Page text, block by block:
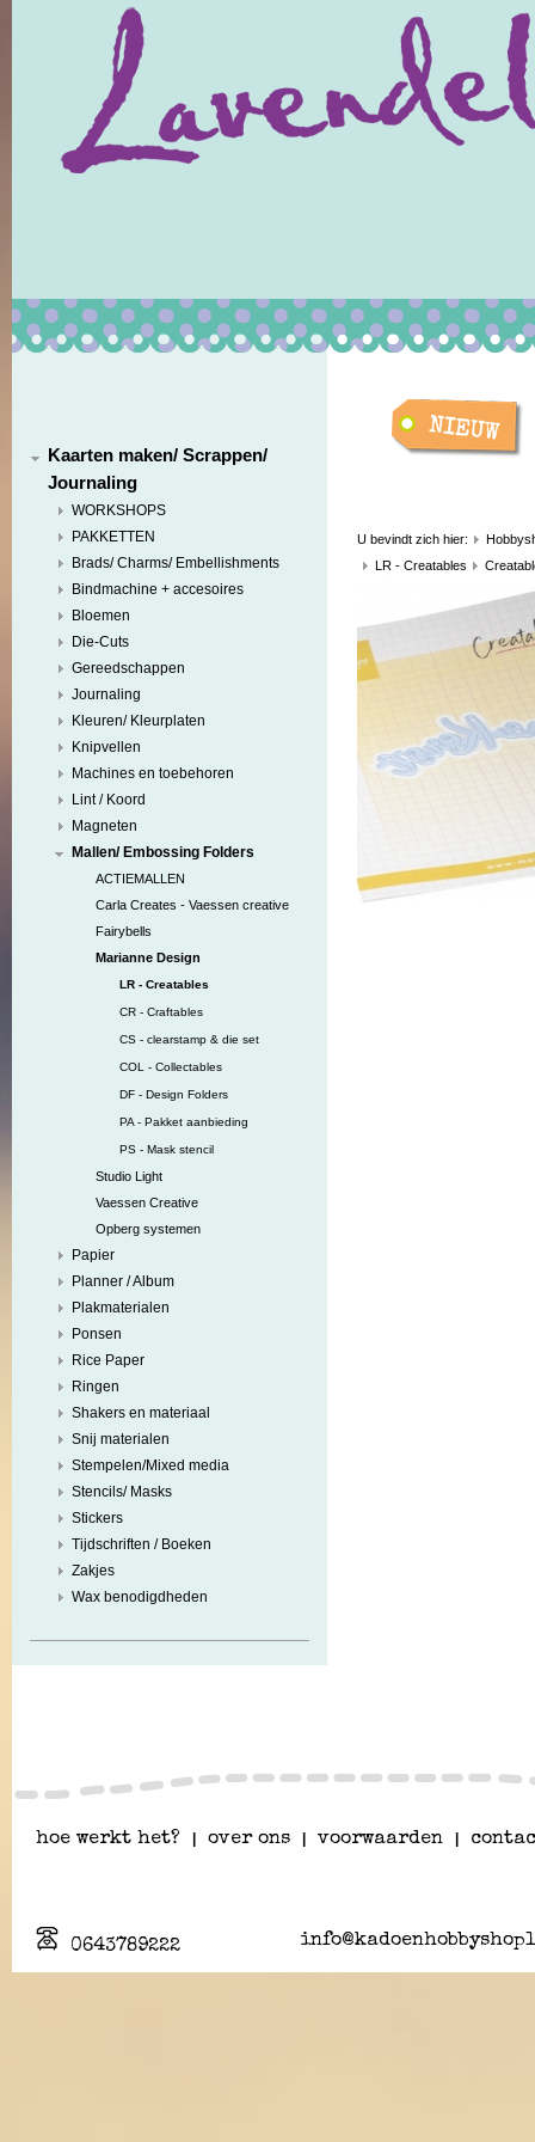
Kaarten maken/ Scrappen/
Journaling
WORKSHOPS
PAKKETTEN
Brads/ Charms/ Embellishments
Bindmachine + accesoires
Bloemen
Die-Cuts
Gereedschappen
Journaling
Kleuren/ Kleurplaten
Knipvellen
Machines en toebehoren
Lint / Koord
Magneten
Mallen/ Embossing Folders
ACTIEMALLEN
Carla Creates - Vaessen creative
Fairybells
Marianne Design
LR - Creatables
CR - Craftables
CS - clearstamp & die set
COL - Collectables
DF - Design Folders
PA - Pakket aanbieding
PS - Mask stencil
Studio Light
Vaessen Creative
Opberg systemen
Papier
Planner / Album
Plakmaterialen
Ponsen
Rice Paper
Ringen
Shakers en materiaal
Snij materialen
Stempelen/Mixed media
Stencils/ Masks
Stickers
Tijdschriften / Boeken
Zakjes
Wax benodigdheden
U bevindt zich hier:
LR - Creatables
hoe werkt het? over ons voorwaarden
0643789222